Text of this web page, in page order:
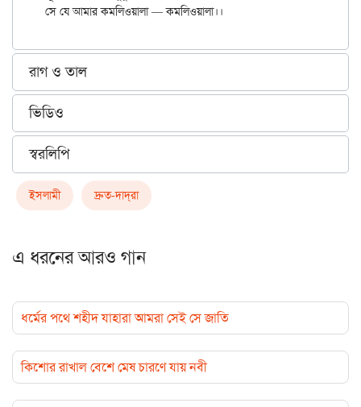
রাগ ও তাল
ভিডিও
স্বরলিপি
ইসলামী দ্রুত-দাদ্‌রা
এ ধরনের আরও গান
ধর্মের পথে শহীদ যাহারা আমরা সেই সে জাতি
কিশোর রাখাল বেশে মেষ চারণে যায় নবী